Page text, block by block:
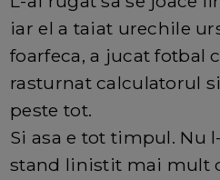
iar el a taiat urechile
foarfeca, a jucat fotbal
rasturnat calculatorul
peste tot.
Si asa e tot timpul. Nu
stand linistit mai mult